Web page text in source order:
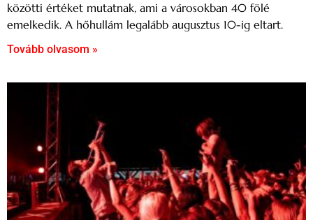
közötti értéket mutatnak, ami a városokban 40 fölé
emelkedik. A hőhullám legalább augusztus 10-ig eltart.
Tovább olvasom »